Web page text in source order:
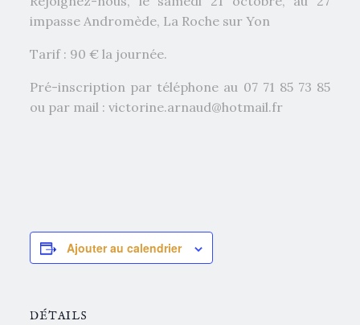
impasse Andromède, La Roche sur Yon
Tarif : 90 € la journée.
Pré-inscription par téléphone au 07 71 85 73 85
ou par mail : victorine.arnaud@hotmail.fr
Ajouter au calendrier
DÉTAILS